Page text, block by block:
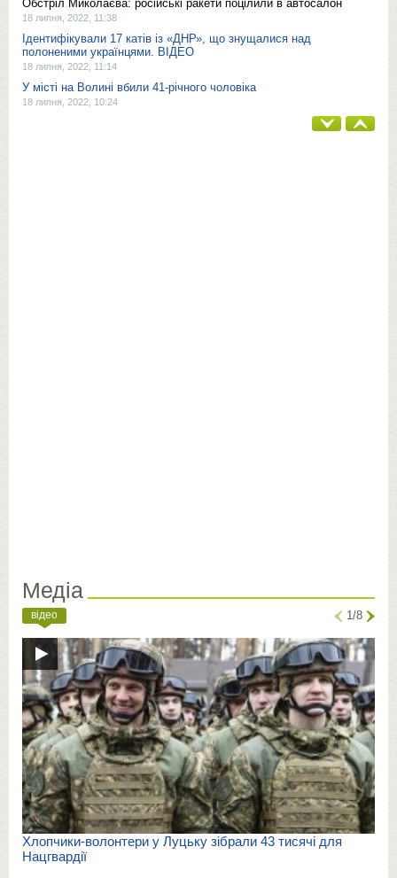
Обстріл Миколаєва: російські ракети поцілили в автосалон
18 липня, 2022, 11:38
Ідентифікували 17 катів із «ДНР», що знущалися над
полоненими українцями. ВІДЕО
18 липня, 2022, 11:14
У місті на Волині вбили 41-річного чоловіка
18 липня, 2022, 10:24
Медіа
відео 1/8
Хлопчики-волонтери у Луцьку зібрали 43 тисячі для
Нацгвардії